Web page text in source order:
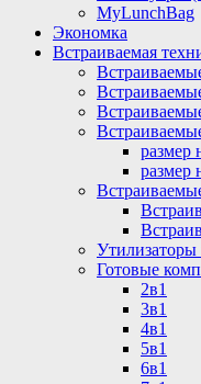
MyLunchBag
Экономка
Встраиваемая
размер
размер
Утилизаторы
Готовые
2в1
3в1
4в1
5в1
6в1